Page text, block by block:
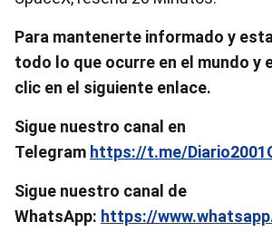
Para mantenerte informado y
todo lo que ocurre en el mundo y
clic en el siguiente enlace.
Sigue nuestro canal en
Telegram https://t.me/
Sigue nuestro canal de
WhatsApp: https://